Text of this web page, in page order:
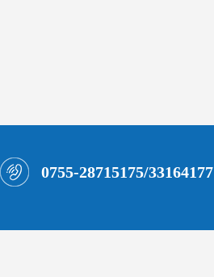
0755-28715175/33164177